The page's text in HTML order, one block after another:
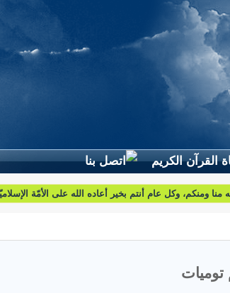
وأسئلتكم واقتراحاتكم اتّصلوا بنا على البريد التّالي:
توميات